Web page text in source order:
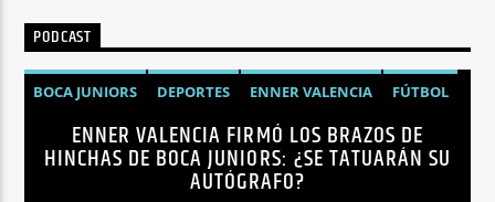
Radio hola
PODCAST
BOCA JUNIORS DEPORTES ENNER VALENCIA
FÚTBOL
NOTICIASENNER VALENCIA FIRMÓ LOS BRAZOS DE
HINCHAS DE BOCA JUNIORS: ¿SE TATUARÁN SU
AUTÓGRAFO?